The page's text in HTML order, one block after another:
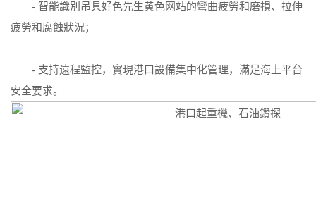
- 智能識別吊具好色先生黄色网站的彎曲疲勞和磨損、拉伸
疲勞和腐蝕狀況；
- 支持遠程監控，實現港口設備集中化管理，滿足海上平台
安全要求。